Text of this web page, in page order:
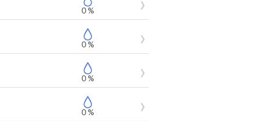
0 %
0 %
0 %
0 %